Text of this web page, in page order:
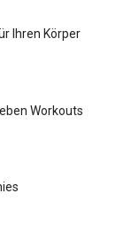
Ihren Körper
Workouts